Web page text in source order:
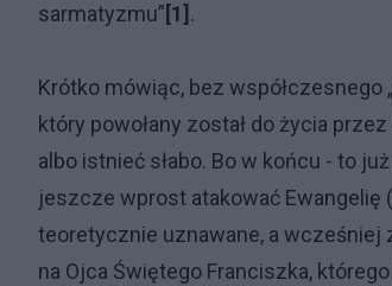
sarmatyzmu”[1] .
Krótko mówiąc, bez
który powołany został do życia
albo istnieć słabo. Bo w końcu - to
jeszcze wprost atakować Ewangelię
teoretycznie uznawane, a wcześniej
na Ojca Świętego Franciszka,